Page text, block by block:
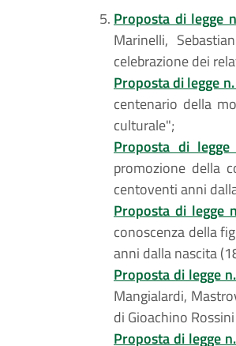
Proposta di legge
Marinelli,
celebrazione dei
Proposta di legge
centenario della
culturale";
Proposta di
promozione della
centoventi anni
Proposta di legge
conoscenza della
anni dalla nascita
Proposta di legge
Mangialardi,
di Gioachino
Proposta di legge